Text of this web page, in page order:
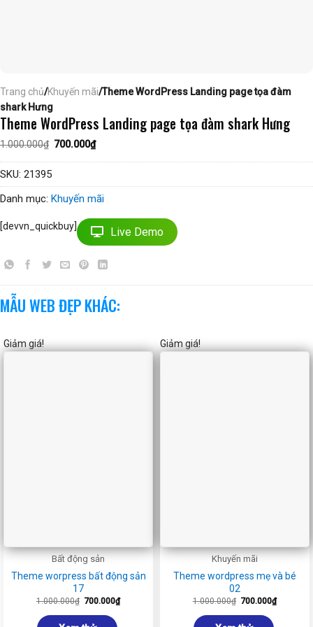
Trang chủ/Khuyến mãi/Theme WordPress Landing page tọa đàm
shark Hưng
Theme WordPress Landing page tọa đàm shark Hưng
1.000.000₫ Giá
là:
700.000₫Giá
hiện
tại
SKU: 21395
Danh mục: Khuyến mãi
[devvn_quickbuy] Live Demo
MẪU WEB ĐẸP KHÁC:
Giảm giá!
Bất động sản
Theme worpress bất động sản
17
1.000.000₫ Giá
là:
1.000.000₫.
700.000₫Giá
hiện
Giảm giá!
Khuyến mãi
Theme wordpress mẹ và bé
02
1.000.000₫ Giá
là:
1.000.000₫.
700.000₫Giá
hiện